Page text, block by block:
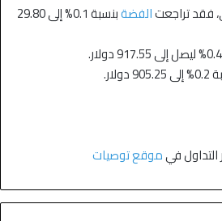
فقد تراجعتالفضة
بنسبة 0.1% إلى 29.80
التداول فيموقع توصيات